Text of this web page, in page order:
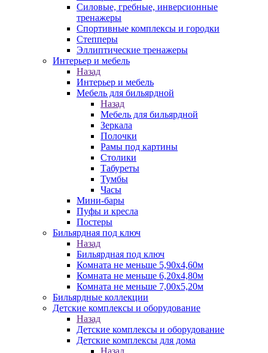
Силовые, гребные, инверсионные
тренажеры
Спортивные комплексы и городки
Степперы
Эллиптические тренажеры
Интерьер и мебель
Назад
Интерьер и мебель
Мебель для бильярдной
Назад
Мебель для бильярдной
Зеркала
Полочки
Рамы под картины
Столики
Табуреты
Тумбы
Часы
Мини-бары
Пуфы и кресла
Постеры
Бильярдная под ключ
Назад
Бильярдная под ключ
Комната не меньше 5,90х4,60м
Комната не меньше 6,20х4,80м
Комната не меньше 7,00х5,20м
Бильярдные коллекции
Детские комплексы и оборудование
Назад
Детские комплексы и оборудование
Детские комплексы для дома
Назад